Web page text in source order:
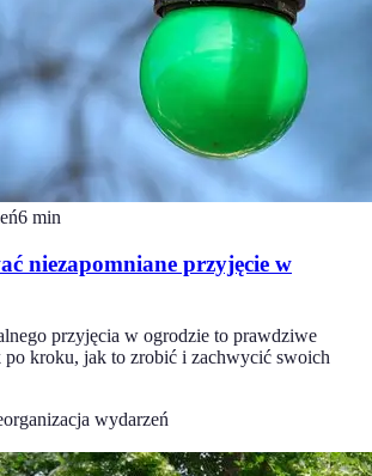
6 min
niezapomniane przyjęcie w
przyjęcia w ogrodzie to prawdziwe
kroku, jak to zrobić i zachwycić swoich
organizacja wydarzeń